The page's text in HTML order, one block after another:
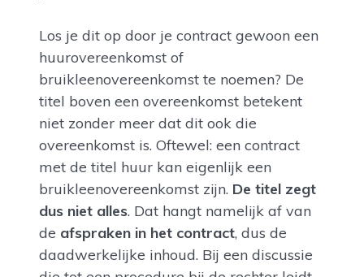
Los je dit op door je contract gewoon een
huurovereenkomst of
bruikleenovereenkomst te noemen? De
titel boven een overeenkomst betekent
niet zonder meer dat dit ook die
overeenkomst is. Oftewel: een contract
met de titel huur kan eigenlijk een
bruikleenovereenkomst zijn. De titel zegt
dus niet alles. Dat hangt namelijk af van
de afspraken in het contract, dus de
daadwerkelijke inhoud. Bij een discussie